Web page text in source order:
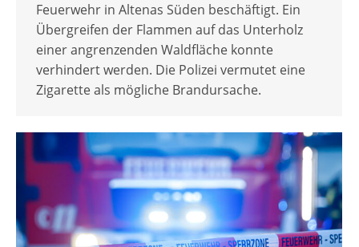
Feuerwehr in Altenas Süden beschäftigt. Ein
Übergreifen der Flammen auf das Unterholz
einer angrenzenden Waldfläche konnte
verhindert werden. Die Polizei vermutet eine
Zigarette als mögliche Brandursache.